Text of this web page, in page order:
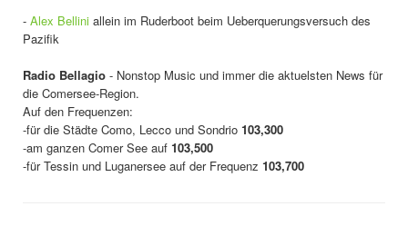
- Alex Bellini allein im Ruderboot beim Ueberquerungsversuch des
Pazifik
Radio Bellagio - Nonstop Music und immer die aktuelsten News für
die Comersee-Region.
Auf den Frequenzen:
-für die Städte Como, Lecco und Sondrio 103,300
-am ganzen Comer See auf 103,500
-für Tessin und Luganersee auf der Frequenz 103,700